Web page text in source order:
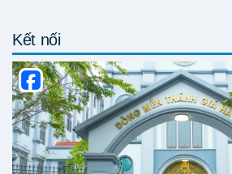
Kết nối